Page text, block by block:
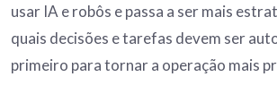
usar IA e robôs e passa a ser mais
quais decisões e tarefas devem ser
primeiro para tornar a operação mais